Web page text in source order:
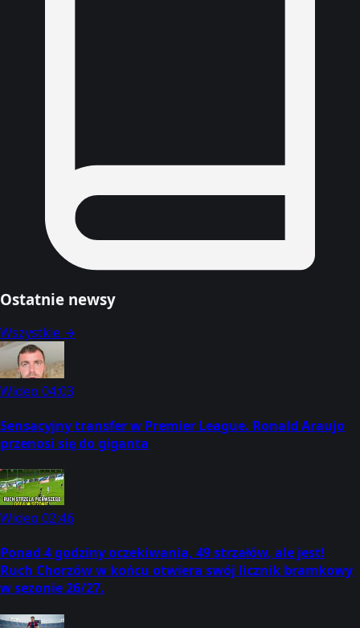
Ostatnie newsy
Wszystkie →
Wideo 04:03
Sensacyjny transfer w Premier League. Ronald Araujo
przenosi się do giganta
Wideo 02:46
Ponad 4 godziny oczekiwania, 49 strzałów, ale jest!
Ruch Chorzów w końcu otwiera swój licznik bramkowy
w sezonie 26/27.